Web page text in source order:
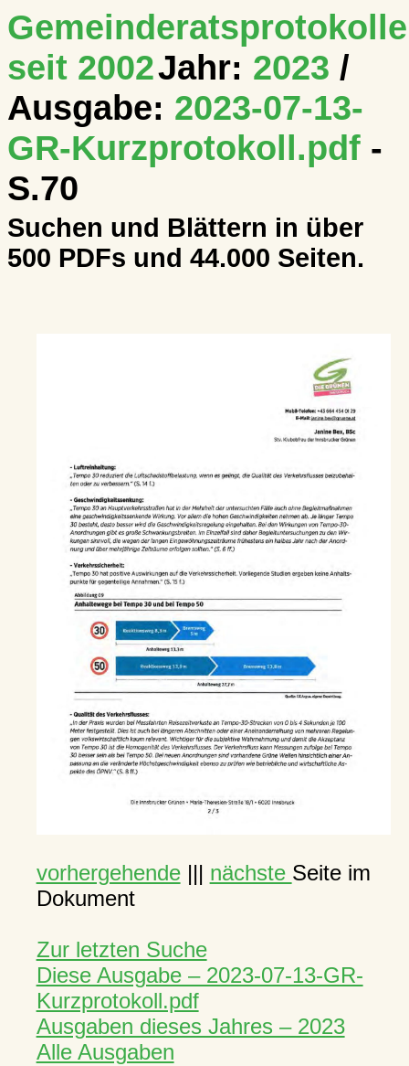
Gemeinderatsprotokolle
seit 2002Jahr: 2023 /
Ausgabe: 2023-07-13-
GR-Kurzprotokoll.pdf -
S.70
Suchen und Blättern in über
500 PDFs und 44.000 Seiten.
vorhergehende||| nächste Seite im
Dokument
Zur letzten Suche
Diese Ausgabe – 2023-07-13-GR-
Kurzprotokoll.pdf
Ausgaben dieses Jahres – 2023
Alle Ausgaben